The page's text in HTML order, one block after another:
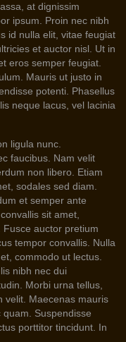
at dignissim
ipsum. Proin nec nibh
id nulla elit, vitae feugiat
et auctor nisl. Ut in
eros semper feugiat.
Mauris ut justo in
potenti. Phasellus
neque lacus, vel lacinia
ligula nunc.
faucibus. Nam velit
non libero. Etiam
sodales sed diam.
et semper ante
sit amet,
auctor pretium
tempor convallis. Nulla
commodo ut lectus.
nibh nec dui
Morbi urna tellus,
velit. Maecenas mauris
Suspendisse
porttitor tincidunt. In